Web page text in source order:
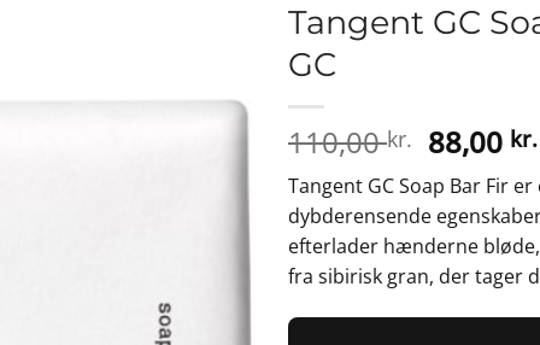
Tangent GC
GC
110,00kr. Den
pris
var:
110,00
88,00 kr.
Tangent GC Soap Bar Fir
dybderensende
efterlader hænderne
fra sibirisk gran, der tager